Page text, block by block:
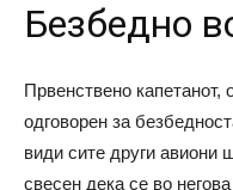
Безбедно
Првенствено капетанот,
одговорен за
види сите други авиони
свесен дека се во